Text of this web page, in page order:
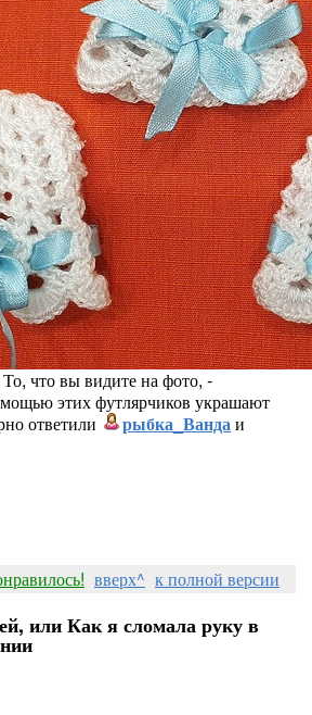
То, что вы видите на фото, -
этих футлярчиков украшают
ответили
рыбка_Вандаи
вверх^ к полной версии
или Как я сломала руку в